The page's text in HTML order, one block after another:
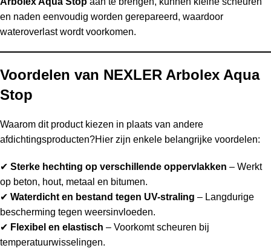
en naden eenvoudig worden gerepareerd, waardoor
wateroverlast wordt voorkomen.
Voordelen van NEXLER Arbolex Aqua
Stop
Waarom dit product kiezen in plaats van andere
afdichtingsproducten?Hier zijn enkele belangrijke voordelen:
✔ Sterke hechting op verschillende oppervlakken – Werkt
op beton, hout, metaal en bitumen.
✔ Waterdicht en bestand tegen UV-straling – Langdurige
bescherming tegen weersinvloeden.
✔ Flexibel en elastisch – Voorkomt scheuren bij
temperatuurwisselingen.